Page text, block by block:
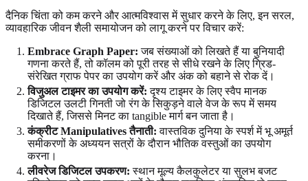
दैनिक चिंता को कम करने और आत्मविश्वास में सुधार करने के लिए, इन सरल,
व्यावहारिक जीवन शैली समायोजन को लागू करने पर विचार करें:
Embrace Graph Paper: जब संख्याओं को लिखते हैं या बुनियादी
गणना करते हैं, तो कॉलम को पूरी तरह से सीधे रखने के लिए ग्रिड-
संरेखित ग्राफ पेपर का उपयोग करें और अंक को बहाने से रोक दें।
विजुअल टाइमर का उपयोग करें: दृश्य टाइमर के लिए स्वैप मानक
डिजिटल उलटी गिनती जो रंग के सिकुड़ने वाले वेज के रूप में समय
दिखाते हैं, जिससे मिनट का tangible मार्ग बन जाता है।
कंक्रीट Manipulatives तैनाती: वास्तविक दुनिया के स्पर्श में भू अमूर्त
समीकरणों के अध्ययन सत्रों के दौरान भौतिक वस्तुओं का उपयोग
करना।
लीवरेज डिजिटल उपकरण: स्थान मूल्य कैलकुलेटर या सुलभ बजट